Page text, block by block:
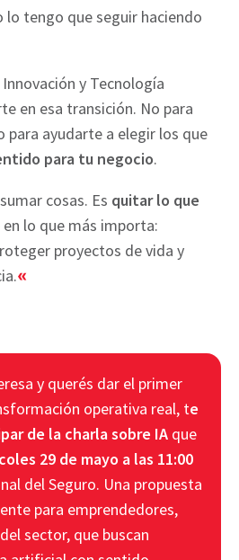
lo tengo que seguir haciendo
y Tecnología
en esa transición. No para
para ayudarte a elegir los que
para tu negocio.
cosas. Es quitar lo que
lo que más importa:
proyectos de vida y
«
y querés dar el primer
operativa real, te
de la charla sobre IA que
29 de mayo a las 11:00
del Seguro. Una propuesta
para emprendedores,
sector, que buscan